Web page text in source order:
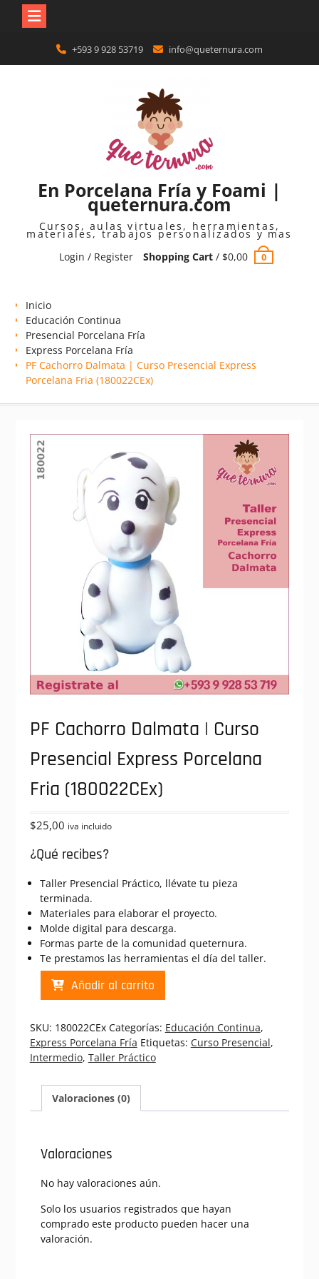
content
+593 9 928 53719 info@queternura.com
En Porcelana Fría y Foami |
queternura.com
Cursos, aulas virtuales, herramientas,
materiales, trabajos personalizados y mas
Login / Register
Shopping Cart/ $0,00 0
Inicio
Educación Continua
Presencial Porcelana Fría
Express Porcelana Fría
PF Cachorro Dalmata | Curso Presencial Express
Porcelana Fria (180022CEx)
PF Cachorro Dalmata | Curso
Presencial Express Porcelana
Fria (180022CEx)
$25,00 iva incluido
¿Qué recibes?
Taller Presencial Práctico, llévate tu pieza
terminada.
Materiales para elaborar el proyecto.
Molde digital para descarga.
Formas parte de la comunidad queternura.
Te prestamos las herramientas el día del taller.
Cachorro
|
Curso
Presencial
Express
Porcelana
(180022CEx)
Añadir al carrito
SKU: 180022CEx Categorías: Educación Continua,
Express Porcelana Fría Etiquetas: Curso Presencial,
Intermedio, Taller Práctico
Valoraciones (0)
Valoraciones
No hay valoraciones aún.
Solo los usuarios registrados que hayan
comprado este producto pueden hacer una
valoración.